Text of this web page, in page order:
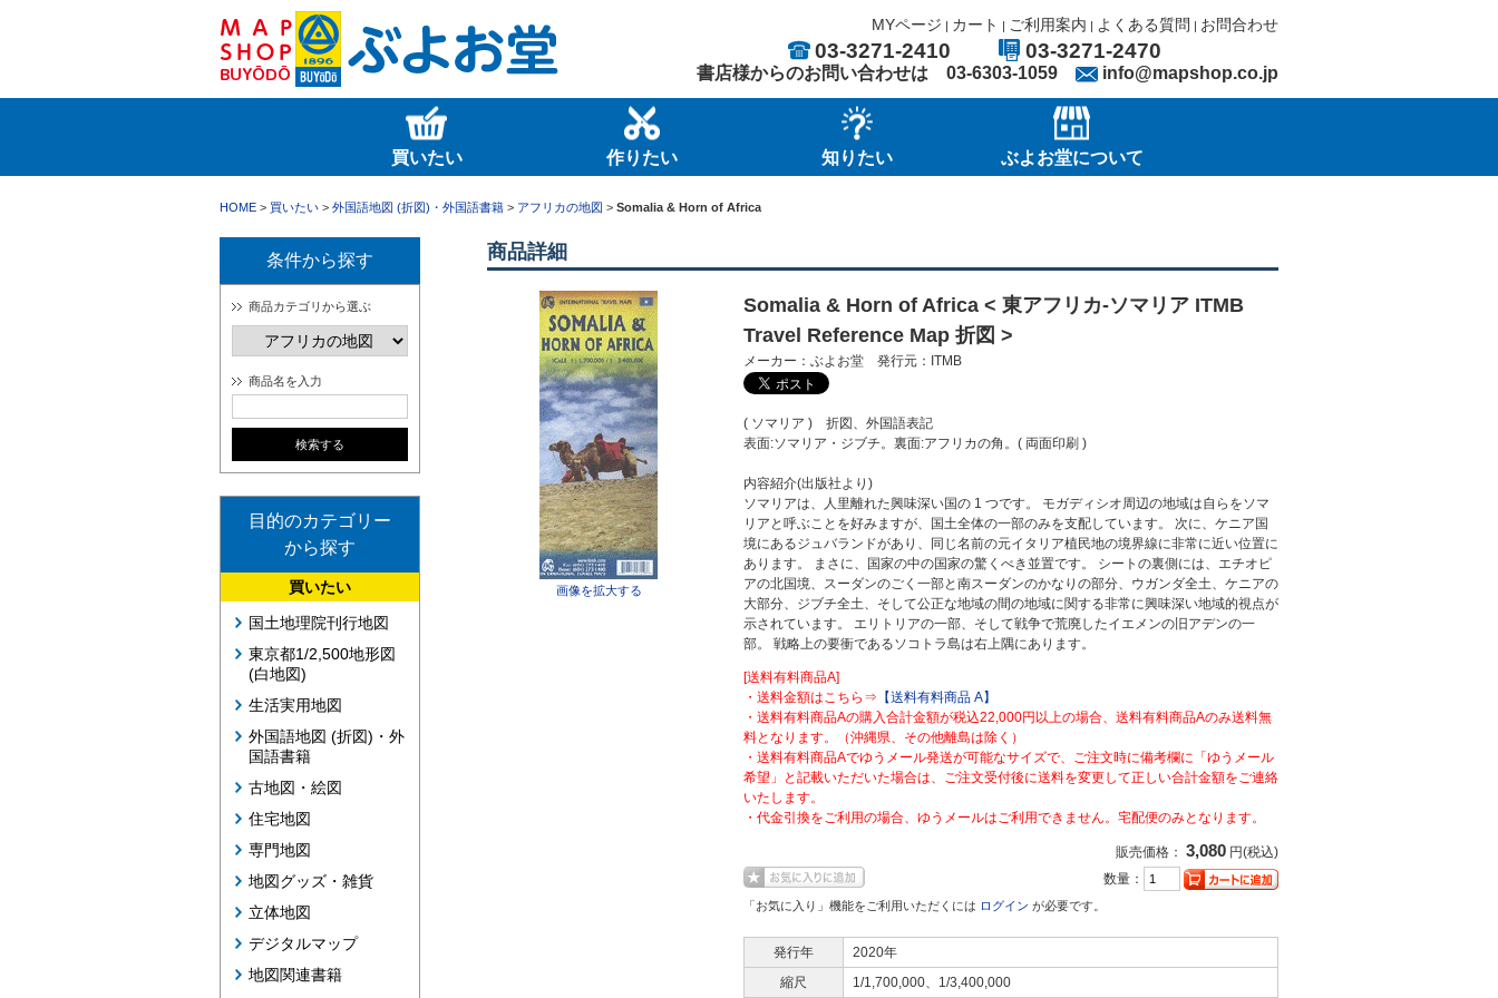
MYページ | カート | ご利用案内 | よくある質問 | お問合わせ
03-3271-2410 03-3271-2470
書店様からのお問い合わせは 03-6303-1059 info@mapshop.co.jp
買いたい 作りたい 知りたい ぶよお堂について
HOME > 買いたい > 外国語地図 (折図)・外国語書籍 > アフリカの地図 > Somalia & Horn of Africa
条件から探す
商品カテゴリから選ぶ
商品名を入力
目的のカテゴリー
から探す
買いたい
国土地理院刊行地図
東京都1/2,500地形図
(白地図)
生活実用地図
外国語地図 (折図)・外
国語書籍
古地図・絵図
住宅地図
専門地図
地図グッズ・雑貨
立体地図
デジタルマップ
地図関連書籍
商品詳細
画像を拡大する
Somalia & Horn of Africa < 東アフリカ-ソマリア ITMB
Travel Reference Map 折図 >
メーカー：ぶよお堂 発行元：ITMB
( ソマリア ) 折図、外国語表記
表面:ソマリア・ジブチ。裏面:アフリカの角。( 両面印刷 )
内容紹介(出版社より)
ソマリアは、人里離れた興味深い国の 1 つです。 モガディシオ周辺の地域は自らをソマ
リアと呼ぶことを好みますが、国土全体の一部のみを支配しています。 次に、ケニア国
境にあるジュバランドがあり、同じ名前の元イタリア植民地の境界線に非常に近い位置に
あります。 まさに、国家の中の国家の驚くべき並置です。 シートの裏側には、エチオピ
アの北国境、スーダンのごく一部と南スーダンのかなりの部分、ウガンダ全土、ケニアの
大部分、ジブチ全土、そして公正な地域の間の地域に関する非常に興味深い地域的視点が
示されています。 エリトリアの一部、そして戦争で荒廃したイエメンの旧アデンの一
部。 戦略上の要衝であるソコトラ島は右上隅にあります。
[送料有料商品A]
・送料金額はこちら⇒ 【送料有料商品 A】
・送料有料商品Aの購入合計金額が税込22,000円以上の場合、送料有料商品Aのみ送料無
料となります。（沖縄県、その他離島は除く）
・送料有料商品Aでゆうメール発送が可能なサイズで、ご注文時に備考欄に「ゆうメール
希望」と記載いただいた場合は、ご注文受付後に送料を変更して正しい合計金額をご連絡
いたします。
・代金引換をご利用の場合、ゆうメールはご利用できません。宅配便のみとなります。
販売価格： 3,080 円(税込)
数量：
「お気に入り」機能をご利用いただくには ログイン が必要です。
発行年
2020年
縮尺
1/1,700,000、1/3,400,000